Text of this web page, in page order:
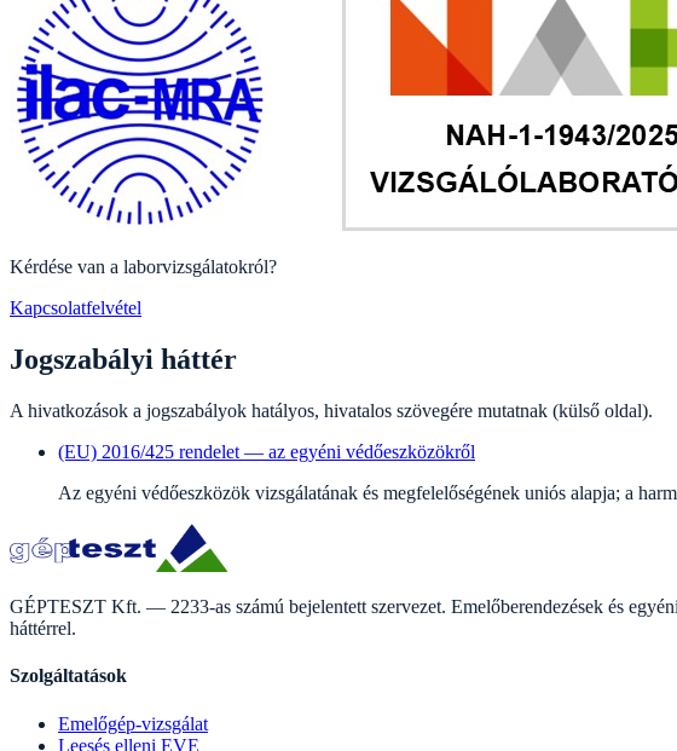
Kérdése van a laborvizsgálatokról?
Kapcsolatfelvétel
Jogszabályi háttér
A hivatkozások a jogszabályok hatályos, hivatalos szövegére mutatnak (külső oldal).
(EU) 2016/425 rendelet — az egyéni védőeszközökről
Az egyéni védőeszközök vizsgálatának és megfelelőségének uniós alapja; a
GÉPTESZT Kft. — 2233-as számú bejelentett szervezet. Emelőberendezések és
háttérrel.
Szolgáltatások
Emelőgép-vizsgálat
Leesés elleni EVE